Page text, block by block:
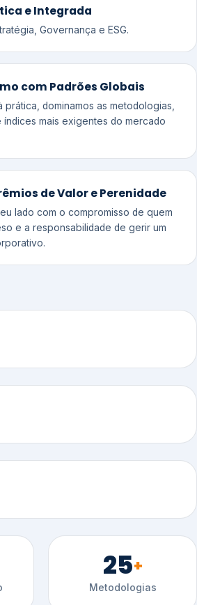
e Integrada
Governança e ESG.
com Padrões Globais
prática, dominamos as metodologias,
mais exigentes do mercado
de Valor e Perenidade
lado com o compromisso de quem
e a responsabilidade de gerir um
25+
Metodologias